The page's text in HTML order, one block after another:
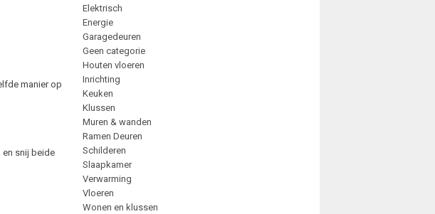
manier op
en snij beide
Elektrisch
Energie
Garagedeuren
Geen categorie
Houten vloeren
Inrichting
Keuken
Klussen
Muren & wanden
Ramen Deuren
Schilderen
Slaapkamer
Verwarming
Vloeren
Wonen en klussen